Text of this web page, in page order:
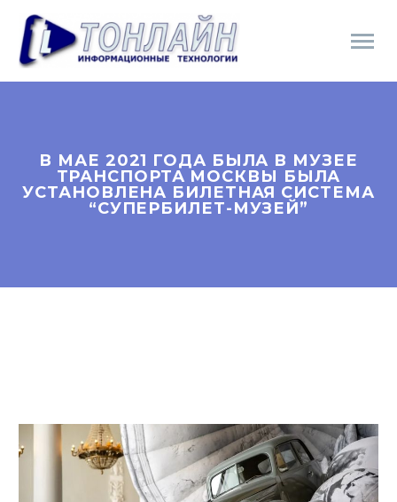
В МАЕ 2021 ГОДА БЫЛА В МУЗЕЕ
ТРАНСПОРТА МОСКВЫ БЫЛА
УСТАНОВЛЕНА БИЛЕТНАЯ СИСТЕМА
“СУПЕРБИЛЕТ-МУЗЕЙ”